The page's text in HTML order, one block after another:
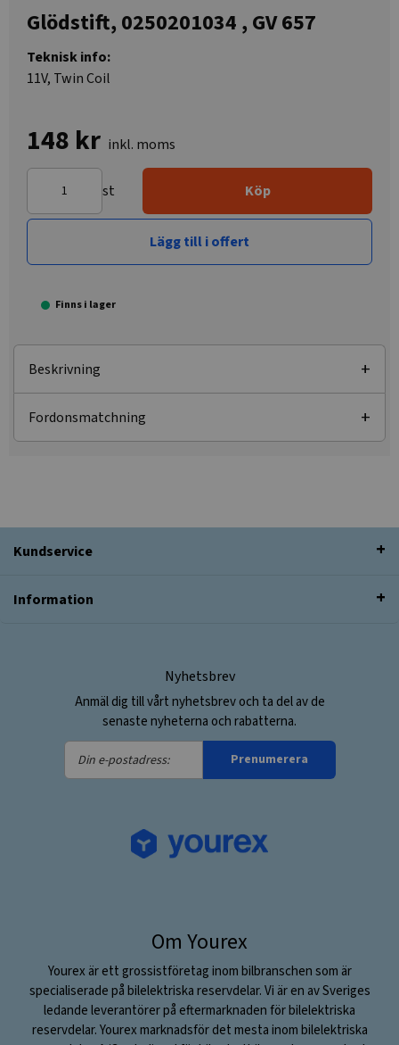
Glödstift, 0250201034 , GV 657
Teknisk info:
11V, Twin Coil
148 kr inkl. moms
st Köp
Lägg till i offert
Finns i lager
Beskrivning
Fordonsmatchning
Kundservice
Information
Nyhetsbrev
Anmäl dig till vårt nyhetsbrev och ta del av de
senaste nyheterna och rabatterna.
Din
e-
Prenumerera
Om Yourex
Yourex är ett grossistföretag inom bilbranschen som är
specialiserade på bilelektriska reservdelar. Vi är en av Sveriges
ledande leverantörer på eftermarknaden för bilelektriska
reservdelar. Yourex marknadsför det mesta inom bilelektriska